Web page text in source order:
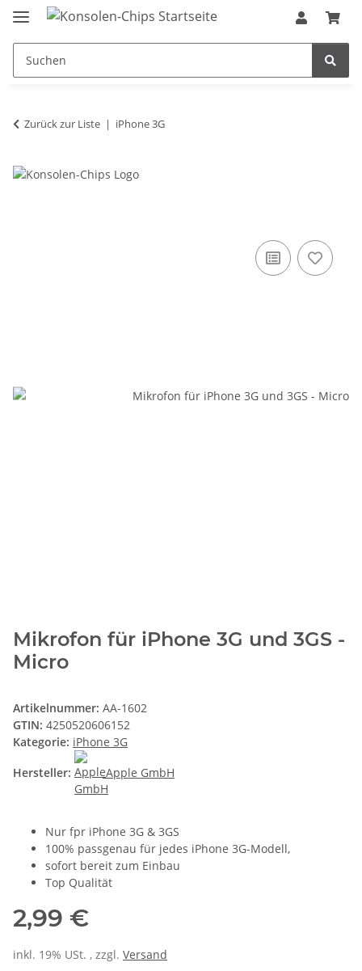
Zurück zur Liste iPhone 3G
Mikrofon für iPhone 3G und 3GS -
Micro
Artikelnummer: AA-1602
GTIN: 4250520606152
Kategorie: iPhone 3G
Hersteller:
Apple GmbH
Nur fpr iPhone 3G & 3GS
100% passgenau für jedes iPhone 3G-Modell,
sofort bereit zum Einbau
Top Qualität
2,99 €
inkl. 19% USt. , zzgl. Versand